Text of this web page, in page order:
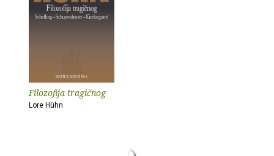
Filozofija tragičnog
Lore Hühn